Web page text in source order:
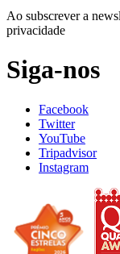
Ao subscrever a
privacidade
Siga-nos
Facebook
Twitter
YouTube
Tripadvisor
Instagram